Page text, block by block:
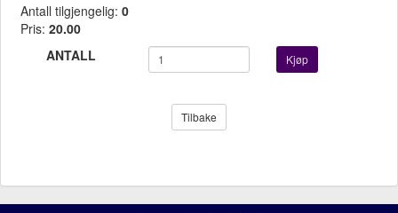
Antall tilgjengelig: 0
Pris: 20.00
ANTALL
Kjøp
Tilbake